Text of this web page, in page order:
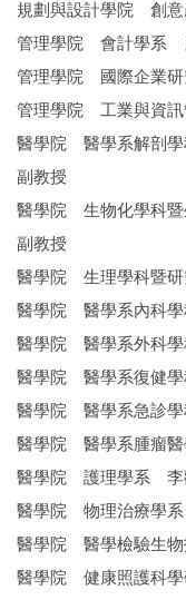
規劃與設計學院 創
管理學院 會計學系
管理學院 國際企業
管理學院 工業與資
醫學院 醫學系解剖
副教授
醫學院 生物化學科
副教授
醫學院 生理學科暨
醫學院 醫學系內科
醫學院 醫學系外科
醫學院 醫學系復健
醫學院 醫學系急診
醫學院 醫學系腫瘤
醫學院 護理學系
醫學院 物理治療學
醫學院 醫學檢驗生
醫學院 健康照護科